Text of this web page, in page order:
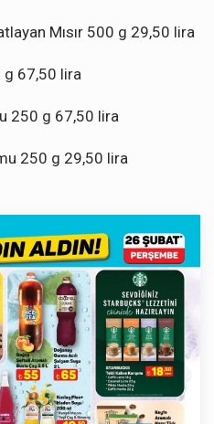
Mısır 500 g 29,50 lira
g 67,50 lira
250 g 67,50 lira
250 g 29,50 lira